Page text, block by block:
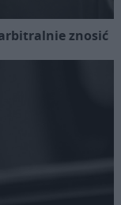
znosić